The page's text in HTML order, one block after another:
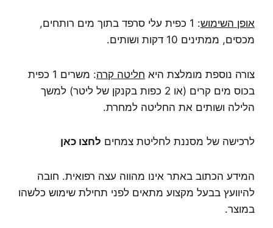
אופן השימוש
: 1 כפית עלי סרפד בתוך מים רותחים,
מכסים, ממתינים 10 דקות ושותים.
צורה נוספת מומלצת היא חליטה קרה
: משרים 1 כפית
בכוס מים קרים (או 2 כפות בקנקן של ליטר) למשך
הלילה ושותים את החליטה למחרת.
לרכישה של מסננת לחליטת צמחים לחצו כאן
המידע הכתוב באתר אינו מהווה עצה רפואית. חובה
להיוועץ בבעל מקצוע מתאים לפני תחילת שימוש כלשהו
במוצר.